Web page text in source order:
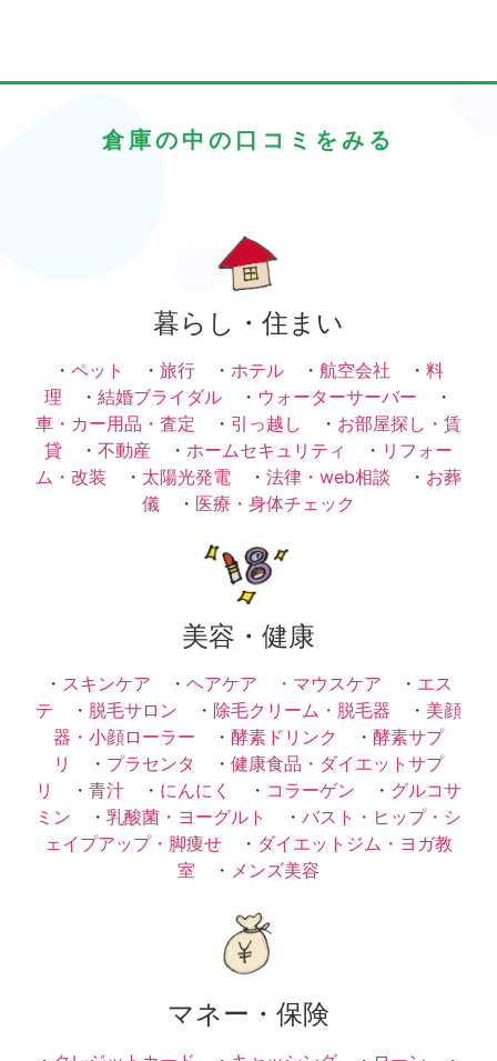
倉庫の中の口コミをみる
暮らし・住まい
・ ペット ・ 旅行 ・ ホテル ・ 航空会社 ・ 料
理 ・ 結婚ブライダル ・ ウォーターサーバー ・
車・カー用品・査定 ・ 引っ越し ・ お部屋探し・賃
貸 ・ 不動産 ・ ホームセキュリティ ・ リフォー
ム・改装 ・ 太陽光発電 ・ 法律・web相談 ・ お葬
儀 ・ 医療・身体チェック
美容・健康
・ スキンケア ・ ヘアケア ・ マウスケア ・ エス
テ ・ 脱毛サロン ・ 除毛クリーム・脱毛器 ・ 美顔
器・小顔ローラー ・ 酵素ドリンク ・ 酵素サプ
リ
・ プラセンタ ・ 健康食品・ダイエットサプ
リ
・ 青汁 ・ にんにく ・ コラーゲン ・ グルコサ
ミン ・ 乳酸菌・ヨーグルト ・ バスト・ヒップ・シ
ェイプアップ・脚痩せ ・ ダイエットジム・ヨガ教
室 ・ メンズ美容
マネー・保険